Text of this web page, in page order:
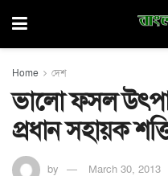
Home দেশ
ভালো ফসল
প্রধান সহায়ক
by March 30, 2013